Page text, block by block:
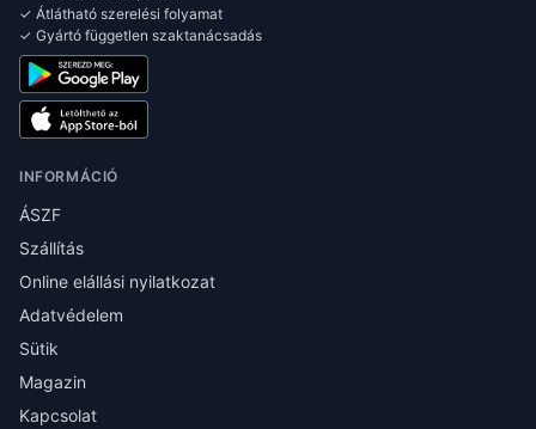
✓ Átlátható szerelési folyamat
✓ Gyártó független szaktanácsadás
INFORMÁCIÓ
ÁSZF
Szállítás
Online elállási nyilatkozat
Adatvédelem
Sütik
Magazin
Kapcsolat